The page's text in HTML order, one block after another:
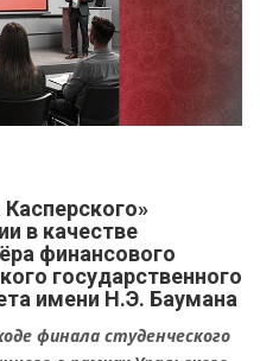
в качестве
финансового
государственного
имени Н.Э. Баумана
финала студенческого